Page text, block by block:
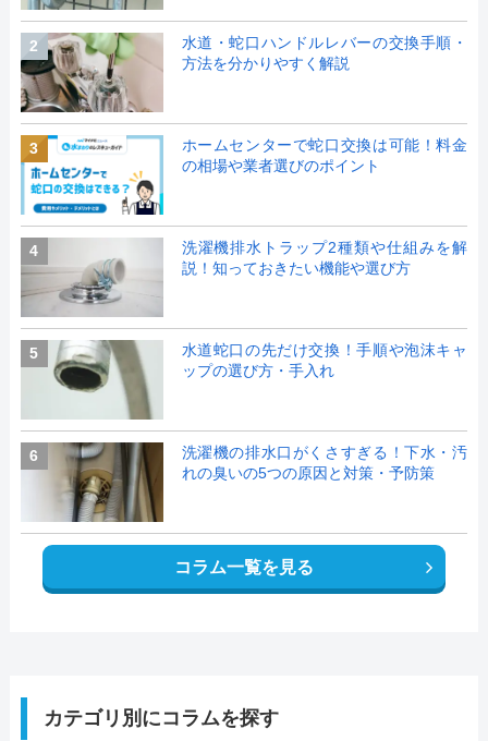
2
水道・蛇口ハンドルレバーの交換手順・
方法を分かりやすく解説
3
ホームセンターで蛇口交換は可能！料金
の相場や業者選びのポイント
4
洗濯機排水トラップ2種類や仕組みを解
説！知っておきたい機能や選び方
5
水道蛇口の先だけ交換！手順や泡沫キャ
ップの選び方・手入れ
6
洗濯機の排水口がくさすぎる！下水・汚
れの臭いの5つの原因と対策・予防策
コラム一覧を見る
カテゴリ別にコラムを探す